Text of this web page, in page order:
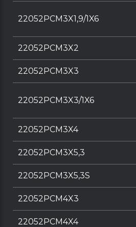
22052PCM3X1,9/1X6
22052PCM3X2
22052PCM3X3
22052PCM3X3/1X6
22052PCM3X4
22052PCM3X5,3
22052PCM3X5,3S
22052PCM4X3
22052PCM4X4